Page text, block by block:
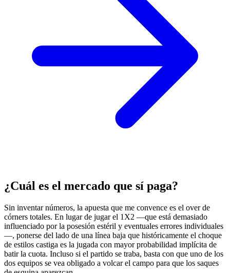
¿Cuál es el mercado que sí paga?
Sin inventar números, la apuesta que me convence es el over de
córners totales. En lugar de jugar el 1X2 —que está demasiado
influenciado por la posesión estéril y eventuales errores individuales
—, ponerse del lado de una línea baja que históricamente el choque
de estilos castiga es la jugada con mayor probabilidad implícita de
batir la cuota. Incluso si el partido se traba, basta con que uno de los
dos equipos se vea obligado a volcar el campo para que los saques